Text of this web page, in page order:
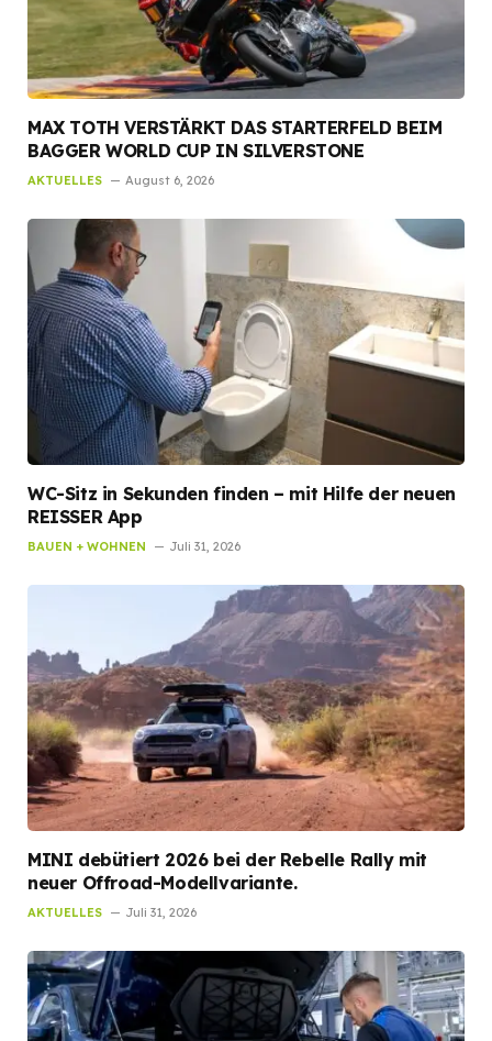
MAX TOTH VERSTÄRKT DAS STARTERFELD BEIM
BAGGER WORLD CUP IN SILVERSTONE
AKTUELLES August 6, 2026
WC-Sitz in Sekunden finden – mit Hilfe der neuen
REISSER App
BAUEN + WOHNEN Juli 31, 2026
MINI debütiert 2026 bei der Rebelle Rally mit
neuer Offroad-Modellvariante.
AKTUELLES Juli 31, 2026